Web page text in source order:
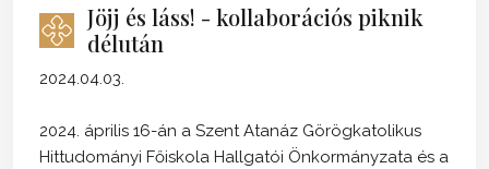
Jöjj és láss! - kollaborációs piknik
délután
2024.04.03.
2024. április 16-án a Szent Atanáz Görögkatolikus
Hittudományi Főiskola Hallgatói Önkormányzata és a